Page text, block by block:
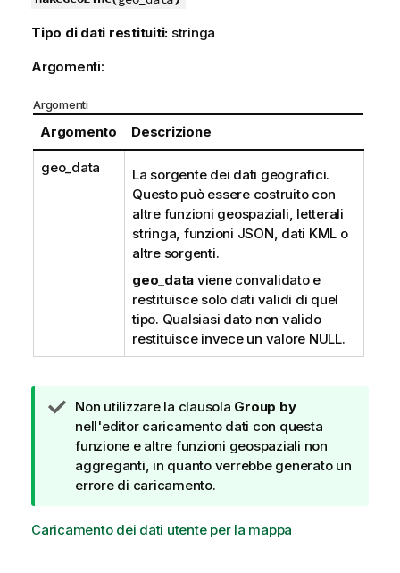
Tipo di dati restituiti: stringa
Argomenti:
Argomenti
Argomento Descrizione
geo_data
La sorgente dei dati geografici.
Questo può essere costruito con
altre funzioni geospaziali, letterali
stringa, funzioni JSON, dati KML o
altre sorgenti.
geo_data viene convalidato e
restituisce solo dati validi di quel
tipo. Qualsiasi dato non valido
restituisce invece un valore NULL.
N
o
t
a
d
s
Non utilizzare la clausola Group by
nell'editor caricamento dati con questa
funzione e altre funzioni geospaziali non
aggreganti, in quanto verrebbe generato un
errore di caricamento.
Caricamento dei dati utente per la mappa